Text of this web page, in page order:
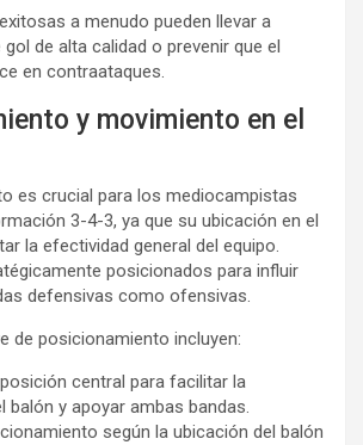
a menudo pueden llevar a
de alta calidad o prevenir que el
en contraataques.
y movimiento en el
es crucial para los mediocampistas
3-4-3, ya que su ubicación en el
la efectividad general del equipo.
posicionados para influir
defensivas como ofensivas.
de posicionamiento incluyen:
central para facilitar la
balón y apoyar ambas bandas.
según la ubicación del balón